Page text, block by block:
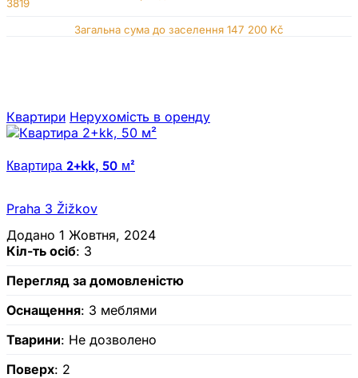
Загальна сума до заселення 147 200 Kč
3819
Квартири Нерухомiсть в оренду
Квартира 2+kk, 50 м²
Praha 3 Žižkov
Додано 1 Жовтня, 2024
Кіл-ть осіб: 3
Перегляд за домовленістю
Оснащення: З меблями
Тварини: Не дозволено
Поверх: 2